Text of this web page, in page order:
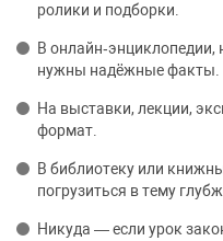
ролики и подборки.
В
нужны надёжные факты.
На выставки, лекции,
формат.
В библиотеку или
погрузиться в тему
Никуда — если урок